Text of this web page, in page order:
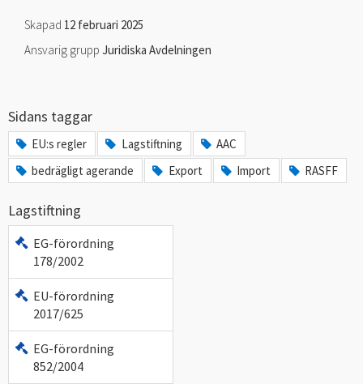
Skapad 12 februari 2025
Ansvarig grupp Juridiska Avdelningen
Sidans taggar
EU:s regler Lagstiftning
AAC
bedrägligt agerande
Export Import RASFF
Lagstiftning
EG-förordning
178/2002
EU-förordning
2017/625
EG-förordning
852/2004